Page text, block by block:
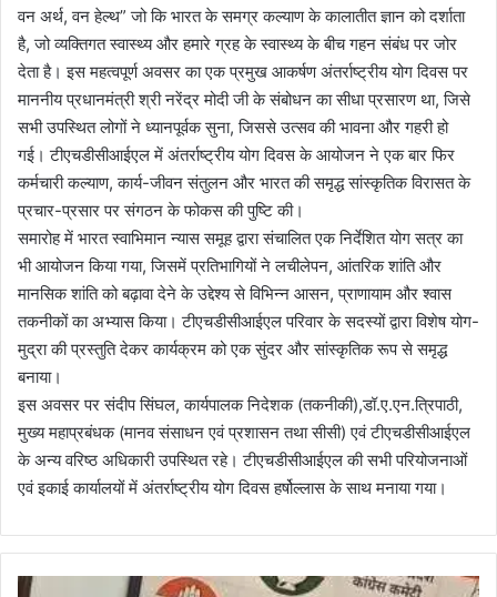
वन अर्थ, वन हेल्थ” जो कि भारत के समग्र कल्याण के कालातीत ज्ञान को दर्शाता
है, जो व्यक्तिगत स्वास्थ्य और हमारे ग्रह के स्वास्थ्य के बीच गहन संबंध पर जोर
देता है। इस महत्वपूर्ण अवसर का एक प्रमुख आकर्षण अंतर्राष्ट्रीय योग दिवस पर
माननीय प्रधानमंत्री श्री नरेंद्र मोदी जी के संबोधन का सीधा प्रसारण था, जिसे
सभी उपस्थित लोगों ने ध्यानपूर्वक सुना, जिससे उत्सव की भावना और गहरी हो
गई। टीएचडीसीआईएल में अंतर्राष्ट्रीय योग दिवस के आयोजन ने एक बार फिर
कर्मचारी कल्याण, कार्य-जीवन संतुलन और भारत की समृद्ध सांस्कृतिक विरासत के
प्रचार-प्रसार पर संगठन के फोकस की पुष्टि की।
समारोह में भारत स्वाभिमान न्यास समूह द्वारा संचालित एक निर्देशित योग सत्र का
भी आयोजन किया गया, जिसमें प्रतिभागियों ने लचीलेपन, आंतरिक शांति और
मानसिक शांति को बढ़ावा देने के उद्देश्य से विभिन्न आसन, प्राणायाम और श्वास
तकनीकों का अभ्यास किया। टीएचडीसीआईएल परिवार के सदस्यों द्वारा विशेष योग-
मुद्रा की प्रस्तुति देकर कार्यक्रम को एक सुंदर और सांस्कृतिक रूप से समृद्ध
बनाया।
इस अवसर पर संदीप सिंघल, कार्यपालक निदेशक (तकनीकी),डॉ.ए.एन.त्रिपाठी,
मुख्य महाप्रबंधक (मानव संसाधन एवं प्रशासन तथा सीसी) एवं टीएचडीसीआईएल
के अन्य वरिष्ठ अधिकारी उपस्थित रहे। टीएचडीसीआईएल की सभी परियोजनाओं
एवं इकाई कार्यालयों में अंतर्राष्ट्रीय योग दिवस हर्षोल्लास के साथ मनाया गया।
कां